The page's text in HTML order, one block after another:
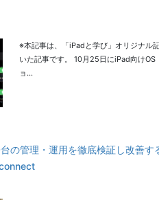
※本記事は、「iPadと学び」オリジナル
いた記事です。 10月25日にiPad向けOS
ョ…
の管理・運用を徹底検証し改善す